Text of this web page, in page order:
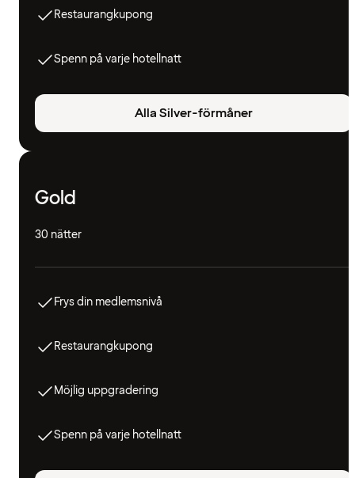
Restaurangkupong
Spenn på varje hotellnatt
Alla Silver-förmåner
Gold
30 nätter
Frys din medlemsnivå
Restaurangkupong
Möjlig uppgradering
Spenn på varje hotellnatt